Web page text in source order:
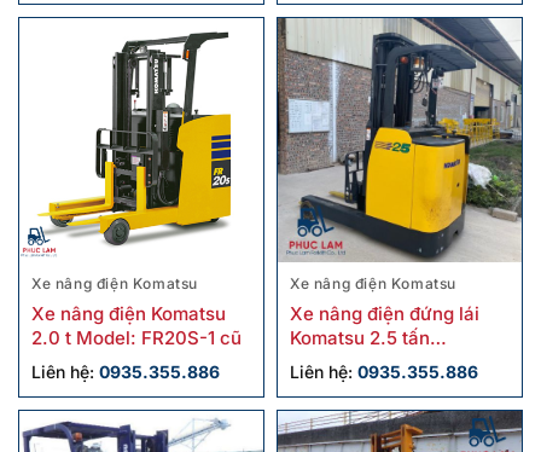
Xe nâng điện Komatsu
Xe nâng điện Komatsu
2.0 t Model: FR20S-1 cũ
Liên hệ: 0935.355.886
Xe nâng điện Komatsu
Xe nâng điện đứng lái
Komatsu 2.5 tấn
FB25RN-4 cũ
Liên hệ: 0935.355.886